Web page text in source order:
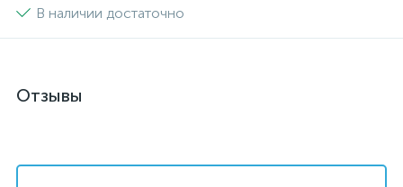
В наличии достаточно
Отзывы